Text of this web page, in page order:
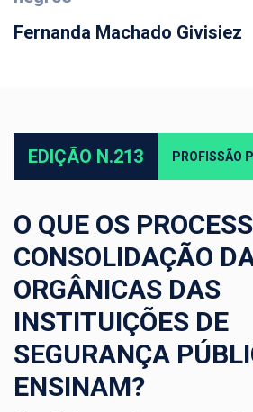
Fernanda Machado Givisiez
EDIÇÃO N.213 PROFISSÃO
O QUE OS
CONSOLIDAÇÃO
ORGÂNICAS DAS
INSTITUIÇÕES DE
SEGURANÇA
ENSINAM?